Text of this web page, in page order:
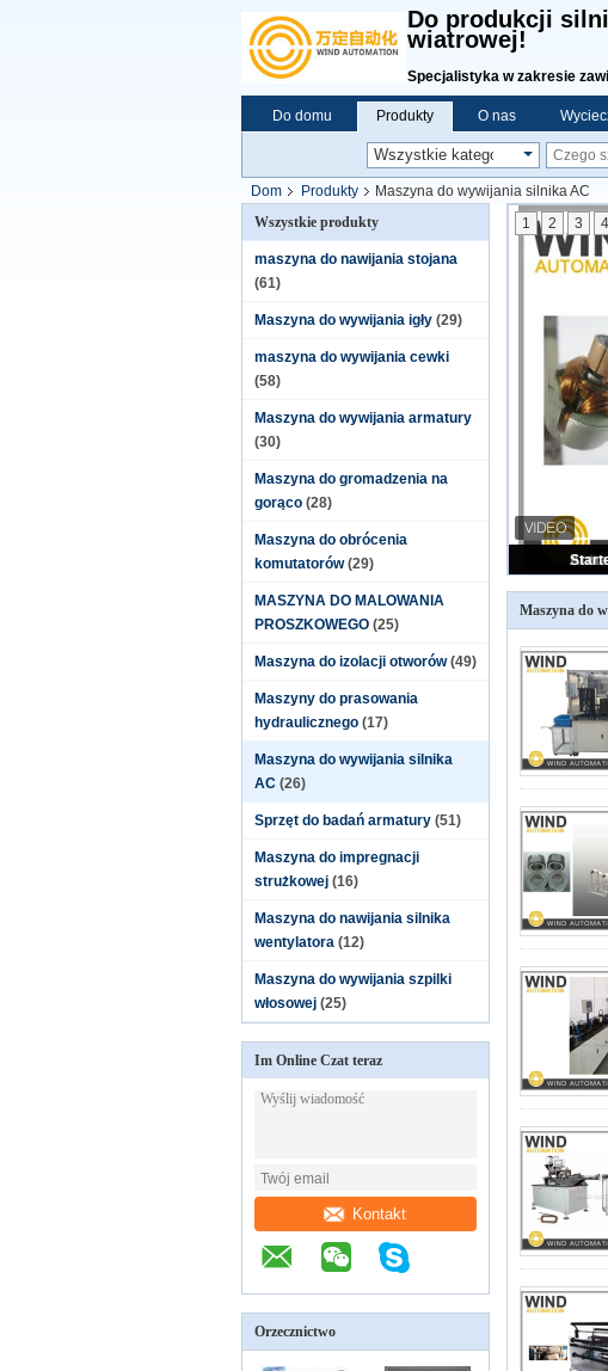
Do produkcji
wiatrowej!
Specjalistyka w zakresie
Do domu Produkty O nas
Dom Produkty
Maszyna do wywijania silnika AC
Wszystkie produkty
maszyna do nawijania stojana
(61)
Maszyna do wywijania igły (29)
maszyna do wywijania cewki
(58)
Maszyna do wywijania armatury
(30)
Maszyna do gromadzenia na
gorąco (28)
Maszyna do obrócenia
komutatorów (29)
MASZYNA DO MALOWANIA
PROSZKOWEGO (25)
Maszyna do izolacji otworów (49)
Maszyny do prasowania
hydraulicznego (17)
Maszyna do wywijania silnika
AC (26)
Sprzęt do badań armatury (51)
Maszyna do impregnacji
strużkowej (16)
Maszyna do nawijania silnika
wentylatora (12)
Maszyna do wywijania szpilki
włosowej (25)
Im Online Czat teraz
Kontakt
Orzecznictwo
1 2 3 4
Maszyna do